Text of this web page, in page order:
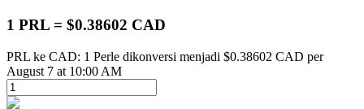
USDT Berjangka
1 PRL = $0.38602 CAD
PRL ke CAD: 1 Perle dikonversi menjadi $0.38602 CAD per
August 7 at 10:00 AM